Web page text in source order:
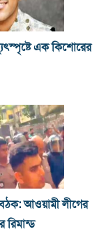
এক কিশোরের
আওয়ামী লীগের
রিমান্ড